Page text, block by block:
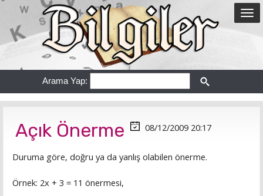
Arama Yap:
Açık Önerme 08/12/2009 20:17
Duruma göre, doğru ya da yanlış olabilen önerme.
Örnek: 2x + 3 = 11 önermesi,